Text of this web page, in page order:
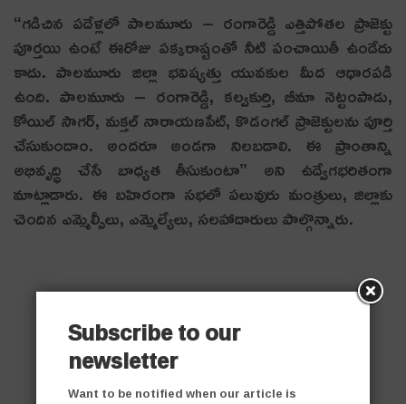
“గడిచిన పదేళ్లలో పాలమూరు – రంగారెడ్డి ఎత్తిపోతల ప్రాజెక్టు
పూర్తయి ఉంటే ఈరోజు పక్కరాష్టంతో నీటి పంచాయితీ ఉండేదు
కాదు. పాలమూరు జిల్లా భవిష్యత్తు యువకుల మీద ఆధారపడి
ఉంది. పాలమూరు – రంగారెడ్డి, కల్వకుర్తి, బీమా నెట్టంపాడు,
కోయిల్ సాగర్, మక్తల్ నారాయణపేట్, కొడంగల్ ప్రాజెక్టులను పూర్తి
చేసుకుందాం. అందరూ అండగా నిలబడాలి. ఈ ప్రాంతాన్ని
అభివృద్ధి చేసే బాధ్యత తీసుకుంటా” అని ఉద్వేగభరితంగా
మాట్లాడారు. ఈ బహిరంగా సభలో పలువురు మంత్రులు, జిల్లాకు
చెందిన ఎమ్మెల్సీలు, ఎమ్మెల్యేలు, సలహాదారులు పాల్గొన్నారు.
Subscribe to our
newsletter
Want to be notified when our article is